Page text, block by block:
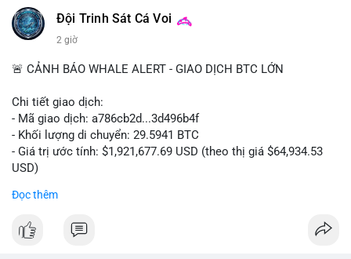
#vlikevn #titanbot
📰 Nguồn: Cointelegraph
Đội Trinh Sát Cá Voi
2 giờ
🚨 CẢNH BÁO WHALE ALERT - GIAO DỊCH BTC LỚN
Chi tiết giao dịch:
- Mã giao dịch: a786cb2d...3d496b4f
- Khối lượng di chuyển: 29.5941 BTC
- Giá trị ước tính: $1,921,677.69 USD (theo thị giá $64,934.53
USD)
USD được thực hiện trong một khối chưa xác nhận cho thấy
Đọc thêm